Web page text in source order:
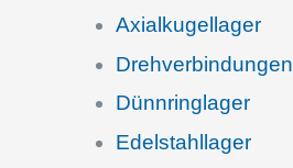
Axial­ku­gel­la­ger
Drehver­bin­dun­gen
Dünnring­la­ger
Edelstahl­la­ger